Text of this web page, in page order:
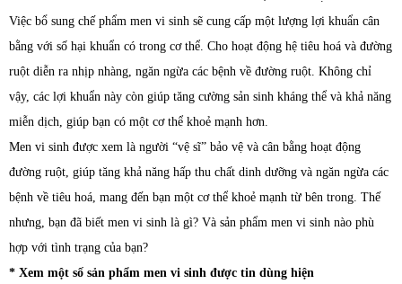
Việc bổ sung chế phẩm men vi sinh sẽ cung cấp một lượng lợi khuẩn cân
bằng với số hại khuẩn có trong cơ thể. Cho hoạt động hệ tiêu hoá và đường
ruột diễn ra nhịp nhàng, ngăn ngừa các bệnh về đường ruột. Không chỉ
vậy, các lợi khuẩn này còn giúp tăng cường sản sinh kháng thể và khả năng
miễn dịch, giúp bạn có một cơ thể khoẻ mạnh hơn.
Men vi sinh được xem là người “vệ sĩ” bảo vệ và cân bằng hoạt động
đường ruột, giúp tăng khả năng hấp thu chất dinh dưỡng và ngăn ngừa các
bệnh về tiêu hoá, mang đến bạn một cơ thể khoẻ mạnh từ bên trong. Thế
nhưng, bạn đã biết men vi sinh là gì? Và sản phẩm men vi sinh nào phù
hợp với tình trạng của bạn?
* Xem một số sản phẩm men vi sinh được tin dùng hiện